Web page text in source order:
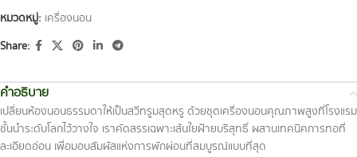
หมวดหมู่: เครื่องนอน
Share:
คำอธิบาย
เปลี่ยนห้องนอนธรรมดาให้เป็นสวีทรูมสุดหรู ด้วยชุดเครื่องนอนคุณภาพสูงที่โรงแรม
ชั้นนำระดับโลกไว้วางใจ เราคัดสรรเฉพาะเส้นใยฝ้ายบริสุทธิ์ ผสานเทคนิคการทอที่
ละเอียดอ่อน เพื่อมอบสัมผัสแห่งการพักผ่อนที่สมบูรณ์แบบที่สุด